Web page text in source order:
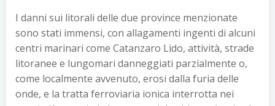
I danni sui litorali delle due province menzionate
sono stati immensi, con allagamenti ingenti di alcuni
centri marinari come Catanzaro Lido, attività, strade
litoranee e lungomari danneggiati parzialmente o,
come localmente avvenuto, erosi dalla furia delle
onde, e la tratta ferroviaria ionica interrotta nei